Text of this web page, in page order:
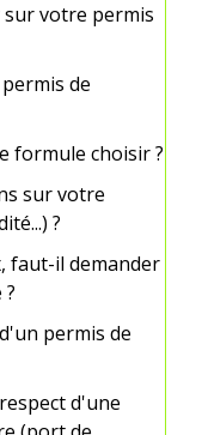
votre permis
de
formule choisir ?
sur votre
?
faut-il demander
permis de
d'une